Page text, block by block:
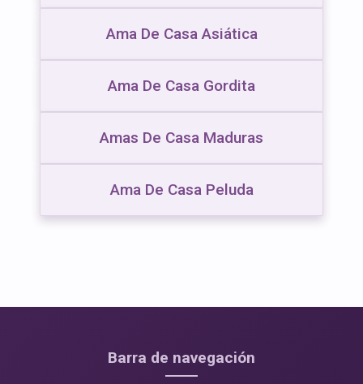
Ama De Casa Asiática
Ama De Casa Gordita
Amas De Casa Maduras
Ama De Casa Peluda
Barra de navegación